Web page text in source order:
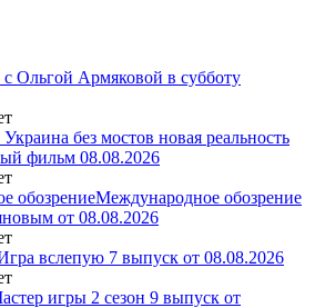
с Ольгой Армяковой в субботу
без мостов новая реальность
фильм 08.08.2026
Международное обозрение
от 08.08.2026
вслепую 7 выпуск от 08.08.2026
игры 2 сезон 9 выпуск от